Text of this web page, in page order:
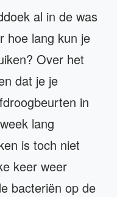
al in de was
hoe lang kun je
Over het
dat je je
in
lang
is toch niet
keer weer
bacteriën op de